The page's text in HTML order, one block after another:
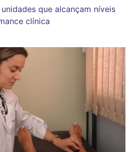
que alcançam níveis
clínica